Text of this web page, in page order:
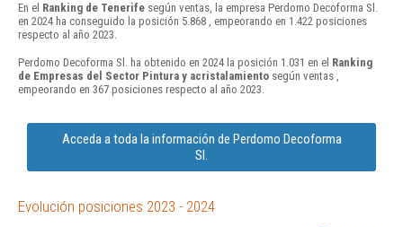
En el Ranking de Tenerife según ventas, la empresa Perdomo Decoforma Sl.
en 2024 ha conseguido la posición 5.868 , empeorando en 1.422 posiciones
respecto al año 2023.
Perdomo Decoforma Sl. ha obtenido en 2024 la posición 1.031 en el Ranking
de Empresas del Sector Pintura y acristalamiento según ventas ,
empeorando en 367 posiciones respecto al año 2023.
Acceda a toda la información de Perdomo Decoforma
Sl.
Evolución posiciones 2023 - 2024